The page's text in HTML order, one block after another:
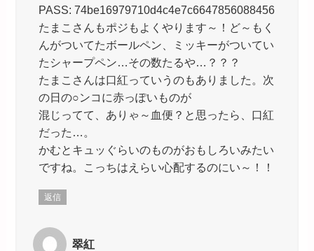
PASS: 74be16979710d4c4e7c6647856088456
たまこさんもポジもよくやります～！ど～もく
んがついてたボールペン、ミッキーがついてい
たシャープペン…その数たるや…？？？
たまこさんは口紅っていうのもありました。次
の日の○ンコに赤っぽいものが
混じってて、ありゃ～血便？と思ったら、口紅
だった…。
かむとキュッぐらいのものがおもしろいみたい
ですね。こっちはえらい心配するのにい～！！
返信
翠紅